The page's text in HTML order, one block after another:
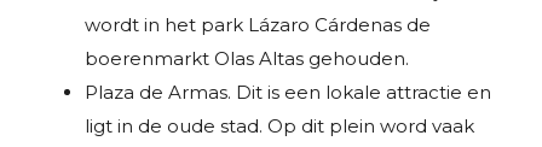
wordt in het park Lázaro Cárdenas de
boerenmarkt Olas Altas gehouden.
Plaza de Armas. Dit is een lokale attractie en
ligt in de oude stad. Op dit plein word vaak